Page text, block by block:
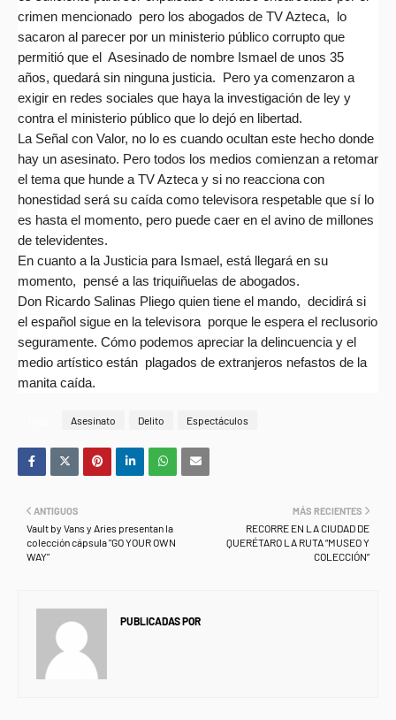
crimen mencionado pero los abogados de TV Azteca, lo
sacaron al parecer por un ministerio público corrupto que
permitió que el Asesinado de nombre Ismael de unos 35
años, quedará sin ninguna justicia. Pero ya comenzaron a
exigir en redes sociales que haya la investigación de ley y
contra el ministerio público que lo dejó en libertad.
La Señal con Valor, no lo es cuando ocultan este hecho donde
hay un asesinato. Pero todos los medios comienzan a retomar
el tema que hunde a TV Azteca y si no reacciona con
honestidad será su caída como televisora respetable que sí lo
es hasta el momento, pero puede caer en el avino de millones
de televidentes.
En cuanto a la Justicia para Ismael, está llegará en su
momento, pensé a las triquiñuelas de abogados.
Don Ricardo Salinas Pliego quien tiene el mando, decidirá si
el español sigue en la televisora porque le espera el reclusorio
seguramente. Cómo podemos apreciar la delincuencia y el
medio artístico están plagados de extranjeros nefastos de la
manita caída.
Asesinato Delito Espectáculos
MÁS RECIENTES
RECORRE EN LA CIUDAD DE
QUERÉTARO LA RUTA “MUSEO Y
COLECCIÓN”
ANTIGUOS
Vault by Vans y Aries presentan la
colección cápsula "GO YOUR OWN
WAY"
PUBLICADAS POR